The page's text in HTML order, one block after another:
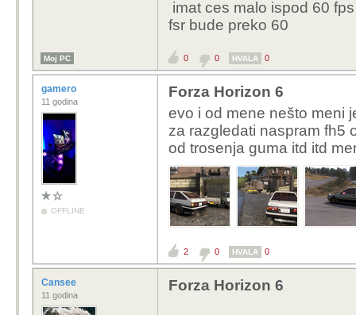
Volio bih kupiti 4k
preslab HW da
imat ces malo ispod 60
fsr bude preko 60
Moj PC 0 0 HVALA 0
gamero
11 godina
OFFLINE
Forza Horizon 6
evo i od mene nešto meni
za razgledati naspram fh5
od trosenja guma itd itd
2 0 HVALA 0
Cansee
11 godina
Forza Horizon 6